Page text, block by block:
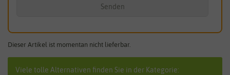
Senden
Dieser Artikel ist momentan nicht lieferbar.
Viele tolle Alternativen finden Sie in der Kategorie: